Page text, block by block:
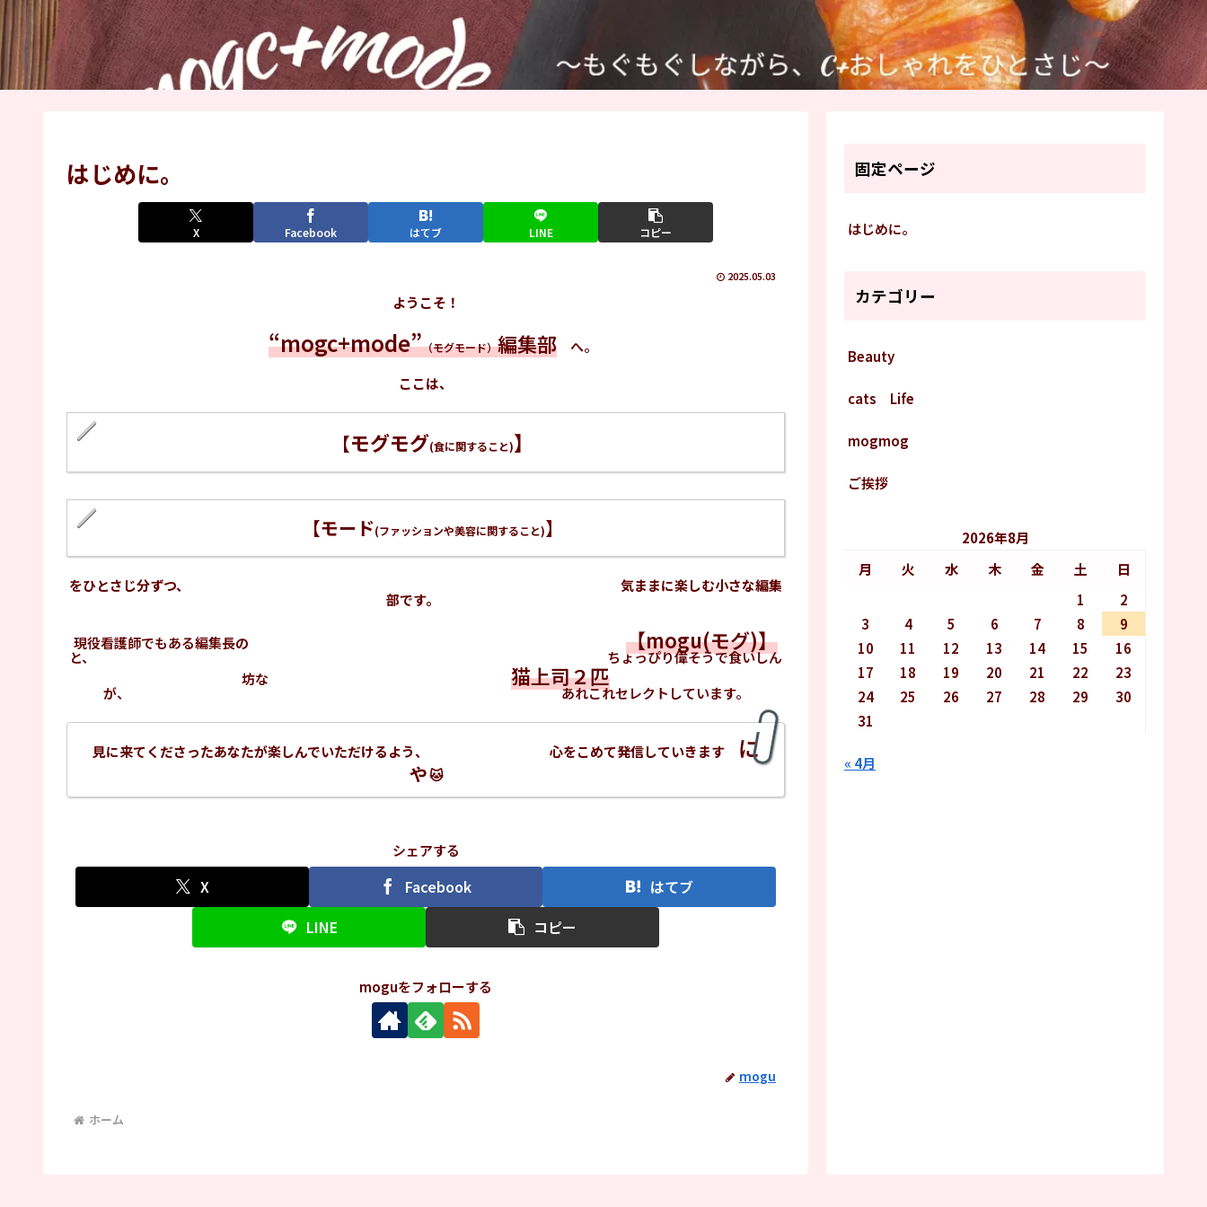
はじめに。
X Facebook はてブ LINE コピー
2025.05.03
ようこそ！
“mogc+mode”（モグモード）編集部へ。
ここは、
【モグモグ(食に関すること)】
【モード(ファッションや美容に関すること)】
をひとさじ分ずつ、 気ままに楽しむ小さな編集
部です。
現役看護師でもある編集長の 【mogu(モグ)】
と、 ちょっぴり偉そうで食いしん
坊な
猫上司２匹
が、 あれこれセレクトしています。
見に来てくださったあなたが楽しんでいただけるよう、 心をこめて発信していきます に
ゃ🐱
シェアする
X Facebook
はてブ
LINE
コピー
moguをフォローする
mogu
ホーム
固定ページ
はじめに。
カテゴリー
Beauty
cats Life
mogmog
ご挨拶
2026年8月
月
火 水 木 金 土
日
1
2
3
4 5 6 7 8
9
10
11 12 13 14 15
16
17
18 19 20 21 22
23
24
25 26 27 28 29
30
31
« 4月